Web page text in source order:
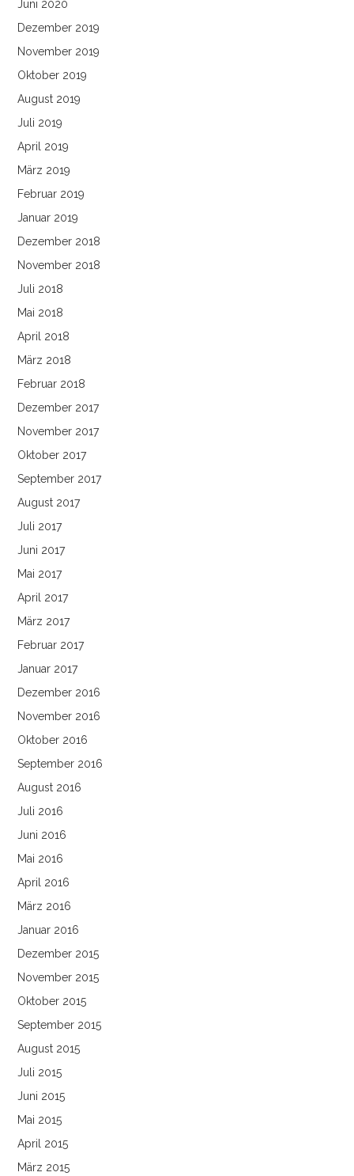
Juni 2020
Dezember 2019
November 2019
Oktober 2019
August 2019
Juli 2019
April 2019
März 2019
Februar 2019
Januar 2019
Dezember 2018
November 2018
Juli 2018
Mai 2018
April 2018
März 2018
Februar 2018
Dezember 2017
November 2017
Oktober 2017
September 2017
August 2017
Juli 2017
Juni 2017
Mai 2017
April 2017
März 2017
Februar 2017
Januar 2017
Dezember 2016
November 2016
Oktober 2016
September 2016
August 2016
Juli 2016
Juni 2016
Mai 2016
April 2016
März 2016
Januar 2016
Dezember 2015
November 2015
Oktober 2015
September 2015
August 2015
Juli 2015
Juni 2015
Mai 2015
April 2015
März 2015